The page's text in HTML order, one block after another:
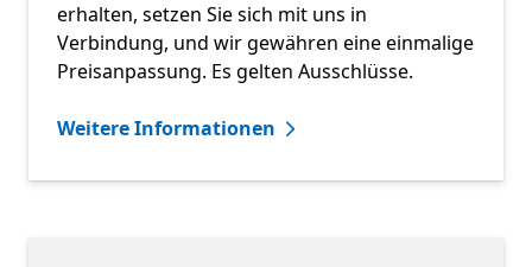
erhalten, setzen Sie sich mit uns in
Verbindung, und wir gewähren eine einmalige
Preisanpassung. Es gelten Ausschlüsse.
Weitere Informationen